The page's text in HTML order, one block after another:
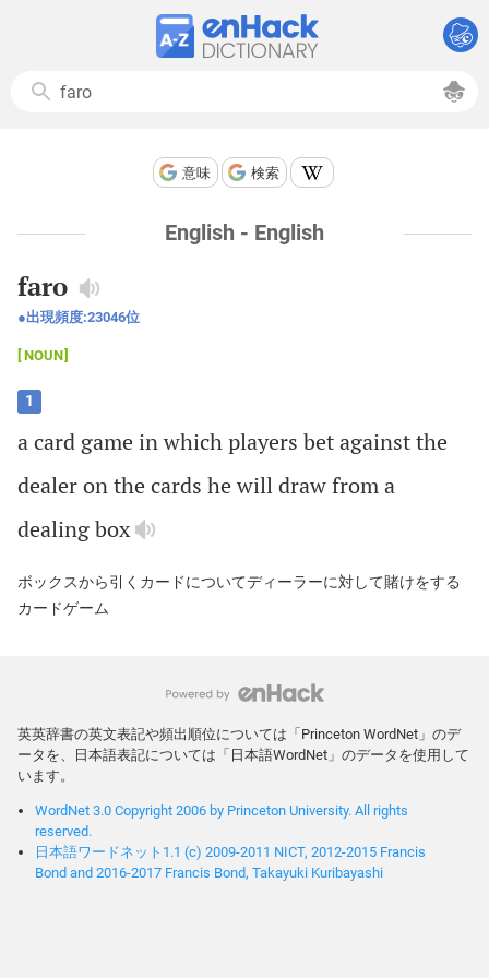
意味 検索
English - English
faro
出現頻度:23046位
NOUN
1
acard game inwhichplayers betagainstthe
dealeronthe cards he willdrawfroma
dealingbox
ボックスから引くカードについてディーラーに対して賭けをする
カードゲーム
英英辞書の英文表記や頻出順位については「Princeton WordNet」のデ
ータを、日本語表記については「日本語WordNet」のデータを使用して
います。
WordNet 3.0 Copyright 2006 by Princeton University. All rights
reserved.
日本語ワードネット1.1 (c) 2009-2011 NICT, 2012-2015 Francis
Bond and 2016-2017 Francis Bond, Takayuki Kuribayashi